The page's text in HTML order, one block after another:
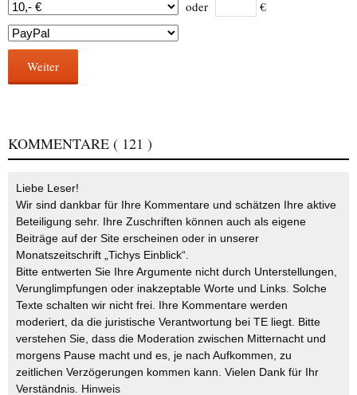
oder €
Weiter
KOMMENTARE ( 121 )
Liebe Leser!
Wir sind dankbar für Ihre Kommentare und schätzen Ihre aktive
Beteiligung sehr. Ihre Zuschriften können auch als eigene
Beiträge auf der Site erscheinen oder in unserer
Monatszeitschrift „Tichys Einblick“.
Bitte entwerten Sie Ihre Argumente nicht durch Unterstellungen,
Verunglimpfungen oder inakzeptable Worte und Links. Solche
Texte schalten wir nicht frei. Ihre Kommentare werden
moderiert, da die juristische Verantwortung bei TE liegt. Bitte
verstehen Sie, dass die Moderation zwischen Mitternacht und
morgens Pause macht und es, je nach Aufkommen, zu
zeitlichen Verzögerungen kommen kann. Vielen Dank für Ihr
Verständnis. Hinweis